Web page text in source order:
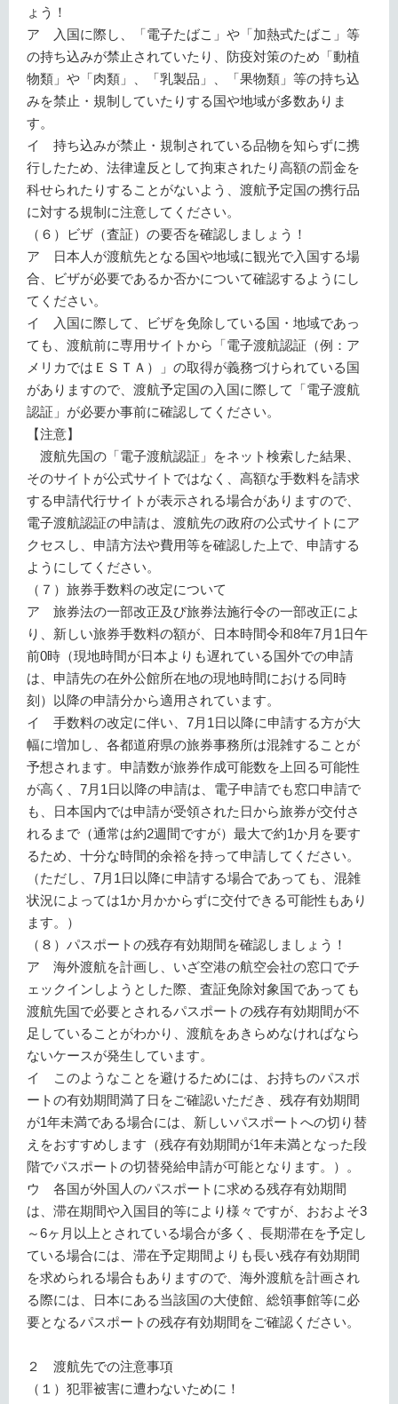
ょう！
ア 入国に際し、「電子たばこ」や「加熱式たばこ」等
の持ち込みが禁止されていたり、防疫対策のため「動植
物類」や「肉類」、「乳製品」、「果物類」等の持ち込
みを禁止・規制していたりする国や地域が多数ありま
す。
イ 持ち込みが禁止・規制されている品物を知らずに携
行したため、法律違反として拘束されたり高額の罰金を
科せられたりすることがないよう、渡航予定国の携行品
に対する規制に注意してください。
（６）ビザ（査証）の要否を確認しましょう！
ア 日本人が渡航先となる国や地域に観光で入国する場
合、ビザが必要であるか否かについて確認するようにし
てください。
イ 入国に際して、ビザを免除している国・地域であっ
ても、渡航前に専用サイトから「電子渡航認証（例：ア
メリカではＥＳＴＡ）」の取得が義務づけられている国
がありますので、渡航予定国の入国に際して「電子渡航
認証」が必要か事前に確認してください。
【注意】
渡航先国の「電子渡航認証」をネット検索した結果、
そのサイトが公式サイトではなく、高額な手数料を請求
する申請代行サイトが表示される場合がありますので、
電子渡航認証の申請は、渡航先の政府の公式サイトにア
クセスし、申請方法や費用等を確認した上で、申請する
ようにしてください。
（７）旅券手数料の改定について
ア 旅券法の一部改正及び旅券法施行令の一部改正によ
り、新しい旅券手数料の額が、日本時間令和8年7月1日午
前0時（現地時間が日本よりも遅れている国外での申請
は、申請先の在外公館所在地の現地時間における同時
刻）以降の申請分から適用されています。
イ 手数料の改定に伴い、7月1日以降に申請する方が大
幅に増加し、各都道府県の旅券事務所は混雑することが
予想されます。申請数が旅券作成可能数を上回る可能性
が高く、7月1日以降の申請は、電子申請でも窓口申請で
も、日本国内では申請が受領された日から旅券が交付さ
れるまで（通常は約2週間ですが）最大で約1か月を要す
るため、十分な時間的余裕を持って申請してください。
（ただし、7月1日以降に申請する場合であっても、混雑
状況によっては1か月かからずに交付できる可能性もあり
ます。）
（８）パスポートの残存有効期間を確認しましょう！
ア 海外渡航を計画し、いざ空港の航空会社の窓口でチ
ェックインしようとした際、査証免除対象国であっても
渡航先国で必要とされるパスポートの残存有効期間が不
足していることがわかり、渡航をあきらめなければなら
ないケースが発生しています。
イ このようなことを避けるためには、お持ちのパスポ
ートの有効期間満了日をご確認いただき、残存有効期間
が1年未満である場合には、新しいパスポートへの切り替
えをおすすめします（残存有効期間が1年未満となった段
階でパスポートの切替発給申請が可能となります。）。
ウ 各国が外国人のパスポートに求める残存有効期間
は、滞在期間や入国目的等により様々ですが、おおよそ3
～6ヶ月以上とされている場合が多く、長期滞在を予定し
ている場合には、滞在予定期間よりも長い残存有効期間
を求められる場合もありますので、海外渡航を計画され
る際には、日本にある当該国の大使館、総領事館等に必
要となるパスポートの残存有効期間をご確認ください。
２ 渡航先での注意事項
（１）犯罪被害に遭わないために！